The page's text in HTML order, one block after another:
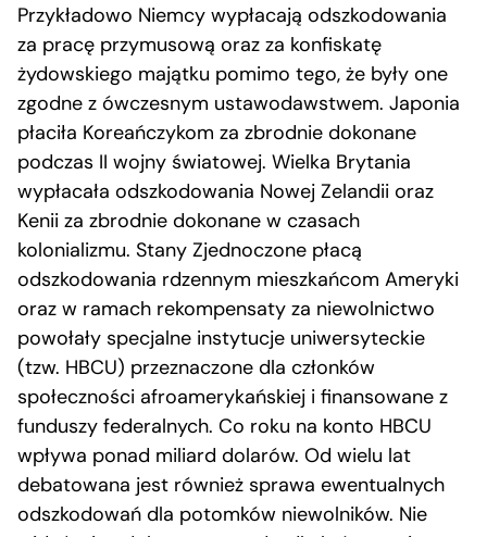
Przykładowo Niemcy wypłacają odszkodowania
za pracę przymusową oraz za konfiskatę
żydowskiego majątku pomimo tego, że były one
zgodne z ówczesnym ustawodawstwem. Japonia
płaciła Koreańczykom za zbrodnie dokonane
podczas II wojny światowej. Wielka Brytania
wypłacała odszkodowania Nowej Zelandii oraz
Kenii za zbrodnie dokonane w czasach
kolonializmu. Stany Zjednoczone płacą
odszkodowania rdzennym mieszkańcom Ameryki
oraz w ramach rekompensaty za niewolnictwo
powołały specjalne instytucje uniwersyteckie
(tzw. HBCU) przeznaczone dla członków
społeczności afroamerykańskiej i finansowane z
funduszy federalnych. Co roku na konto HBCU
wpływa ponad miliard dolarów. Od wielu lat
debatowana jest również sprawa ewentualnych
odszkodowań dla potomków niewolników. Nie